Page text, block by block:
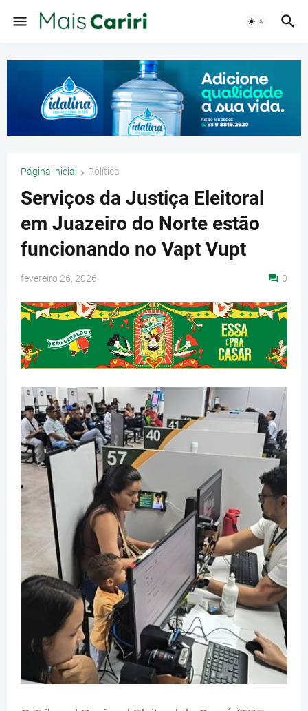
Página inicial Política
Serviços da Justiça Eleitoral
em Juazeiro do Norte estão
funcionando no Vapt Vupt
fevereiro 26, 2026 0